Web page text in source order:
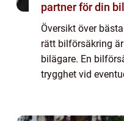
partner för din bil
Översikt över
rätt bilförsäkring
bilägare. En
trygghet vid